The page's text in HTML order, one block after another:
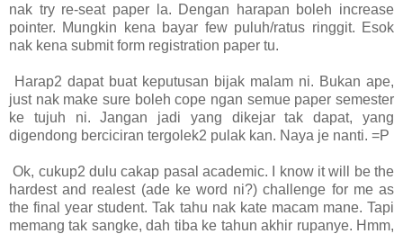
nak try re-seat paper la. Dengan harapan boleh increase
pointer. Mungkin kena bayar few puluh/ratus ringgit. Esok
nak kena submit form registration paper tu.
Harap2 dapat buat keputusan bijak malam ni. Bukan ape,
just nak make sure boleh cope ngan semue paper semester
ke tujuh ni. Jangan jadi yang dikejar tak dapat, yang
digendong berciciran tergolek2 pulak kan. Naya je nanti. =P
Ok, cukup2 dulu cakap pasal academic. I know it will be the
hardest and realest (ade ke word ni?) challenge for me as
the final year student. Tak tahu nak kate macam mane. Tapi
memang tak sangke, dah tiba ke tahun akhir rupanye. Hmm,